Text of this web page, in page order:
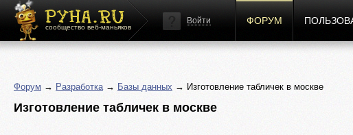
сообщество веб-маньяков
Войти ФОРУМ
Форум → Разработка→ Базы данных → Изготовление табличек в москве
Изготовление табличек в москве